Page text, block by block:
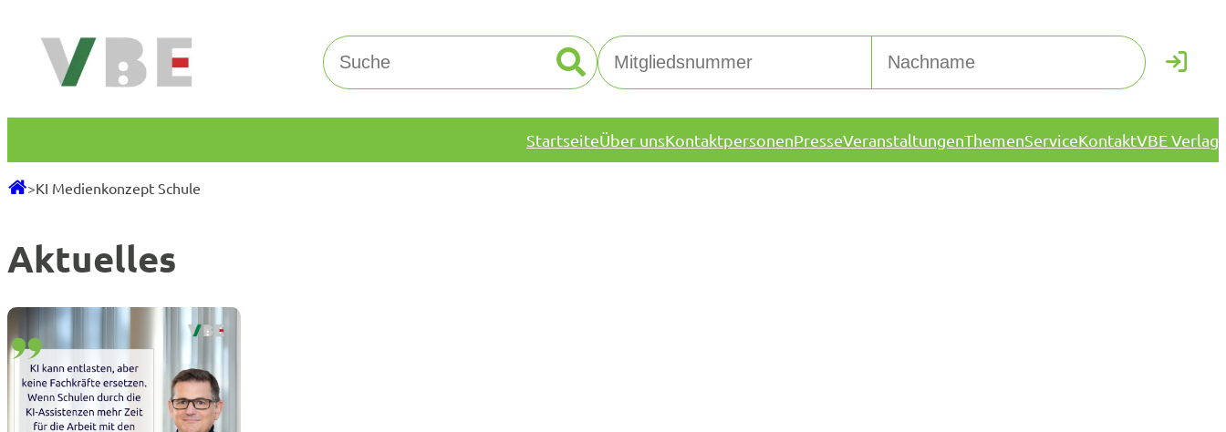
Inhalt
springen
Suchen
StartseiteÜber unsKontaktpersonenPresseVeranstaltungenThemenServiceKontaktVBE Verlag
>KI Medienkonzept Schule
Aktuelles